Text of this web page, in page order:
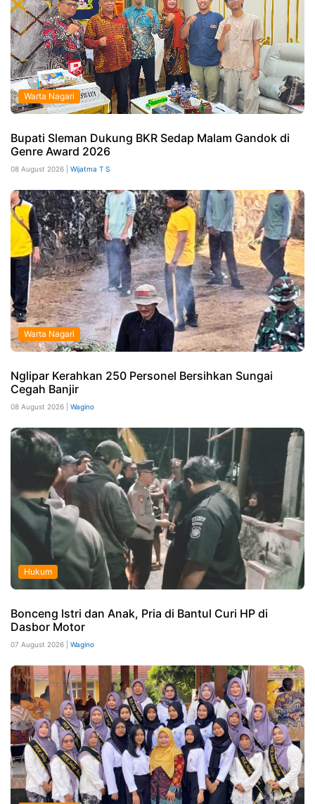
Warta Nagari
Bupati Sleman Dukung BKR Sedap Malam Gandok di
Genre Award 2026
08 August 2026 | Wijatma T S
Warta Nagari
Nglipar Kerahkan 250 Personel Bersihkan Sungai
Cegah Banjir
08 August 2026 | Wagino
Hukum
Bonceng Istri dan Anak, Pria di Bantul Curi HP di
Dasbor Motor
07 August 2026 | Wagino